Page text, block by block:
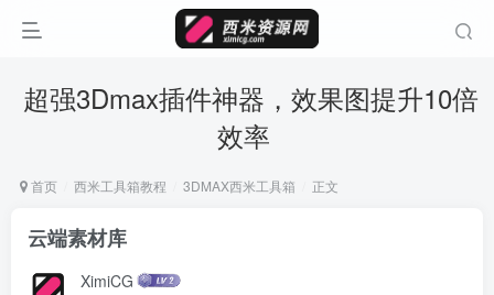
超强3Dmax插件神器，效果图提升10倍
效率
首页 西米工具箱教程 3DMAX西米工具箱 正文
云端素材库
XimiCG